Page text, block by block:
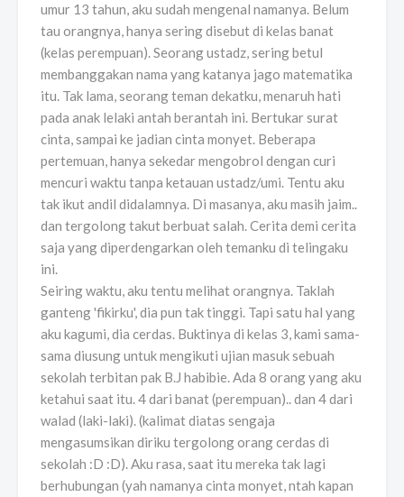
umur 13 tahun, aku sudah mengenal namanya. Belum
tau orangnya, hanya sering disebut di kelas banat
(kelas perempuan). Seorang ustadz, sering betul
membanggakan nama yang katanya jago matematika
itu. Tak lama, seorang teman dekatku, menaruh hati
pada anak lelaki antah berantah ini. Bertukar surat
cinta, sampai ke jadian cinta monyet. Beberapa
pertemuan, hanya sekedar mengobrol dengan curi
mencuri waktu tanpa ketauan ustadz/umi. Tentu aku
tak ikut andil didalamnya. Di masanya, aku masih jaim..
dan tergolong takut berbuat salah. Cerita demi cerita
saja yang diperdengarkan oleh temanku di telingaku
ini.
Seiring waktu, aku tentu melihat orangnya. Taklah
ganteng 'fikirku', dia pun tak tinggi. Tapi satu hal yang
aku kagumi, dia cerdas. Buktinya di kelas 3, kami sama-
sama diusung untuk mengikuti ujian masuk sebuah
sekolah terbitan pak B.J habibie. Ada 8 orang yang aku
ketahui saat itu. 4 dari banat (perempuan).. dan 4 dari
walad (laki-laki). (kalimat diatas sengaja
mengasumsikan diriku tergolong orang cerdas di
sekolah :D :D). Aku rasa, saat itu mereka tak lagi
berhubungan (yah namanya cinta monyet, ntah kapan